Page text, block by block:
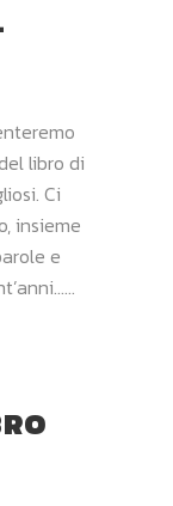
libro di
Ci
insieme
e